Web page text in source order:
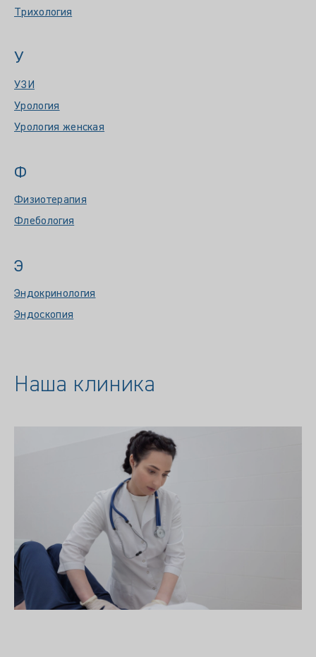
Трихология
У
УЗИ
Урология
Урология женская
Ф
Физиотерапия
Флебология
Э
Эндокринология
Эндоскопия
Наша клиника